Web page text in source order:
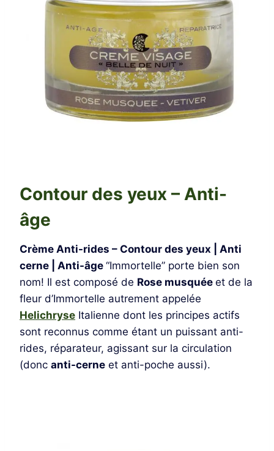
Contour des yeux – Anti-
âge
Crème Anti-rides – Contour des yeux | Anti
cerne | Anti-âge “Immortelle” porte bien son
nom! Il est composé de Rose musquée et de la
fleur d’Immortelle autrement appelée
Helichryse Italienne dont les principes actifs
sont reconnus comme étant un puissant anti-
rides, réparateur, agissant sur la circulation
(donc anti-cerne et anti-poche aussi).